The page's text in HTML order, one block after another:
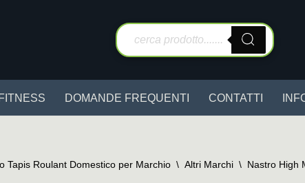
DOMANDE FREQUENTI CONTATTI
Tapis Roulant Domestico per Marchio \ Altri Marchi \ Nastro High